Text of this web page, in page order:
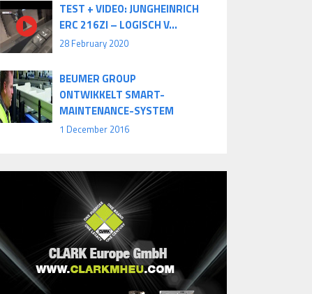
TEST + VIDEO: JUNGHEINRICH
ERC 216ZI – LOGISCH V...
28 February 2020
BEUMER GROUP
ONTWIKKELT SMART-
MAINTENANCE-SYSTEM
1 December 2016